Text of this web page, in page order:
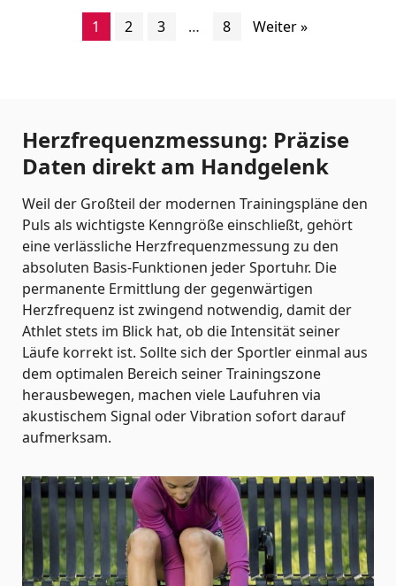
1 2 3 … 8 Weiter »
Herzfrequenzmessung: Präzise
Daten direkt am Handgelenk
Weil der Großteil der modernen Trainingspläne den
Puls als wichtigste Kenngröße einschließt, gehört
eine verlässliche Herzfrequenzmessung zu den
absoluten Basis-Funktionen jeder Sportuhr. Die
permanente Ermittlung der gegenwärtigen
Herzfrequenz ist zwingend notwendig, damit der
Athlet stets im Blick hat, ob die Intensität seiner
Läufe korrekt ist. Sollte sich der Sportler einmal aus
dem optimalen Bereich seiner Trainingszone
herausbewegen, machen viele Laufuhren via
akustischem Signal oder Vibration sofort darauf
aufmerksam.